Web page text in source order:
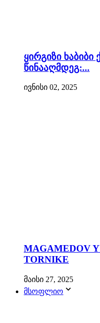
ყირგიზი
წინააღმდეგ:...
ივნისი 02, 2025
MAGAMEDOV
TORNIKE
მაისი 27, 2025
მსოფლიო